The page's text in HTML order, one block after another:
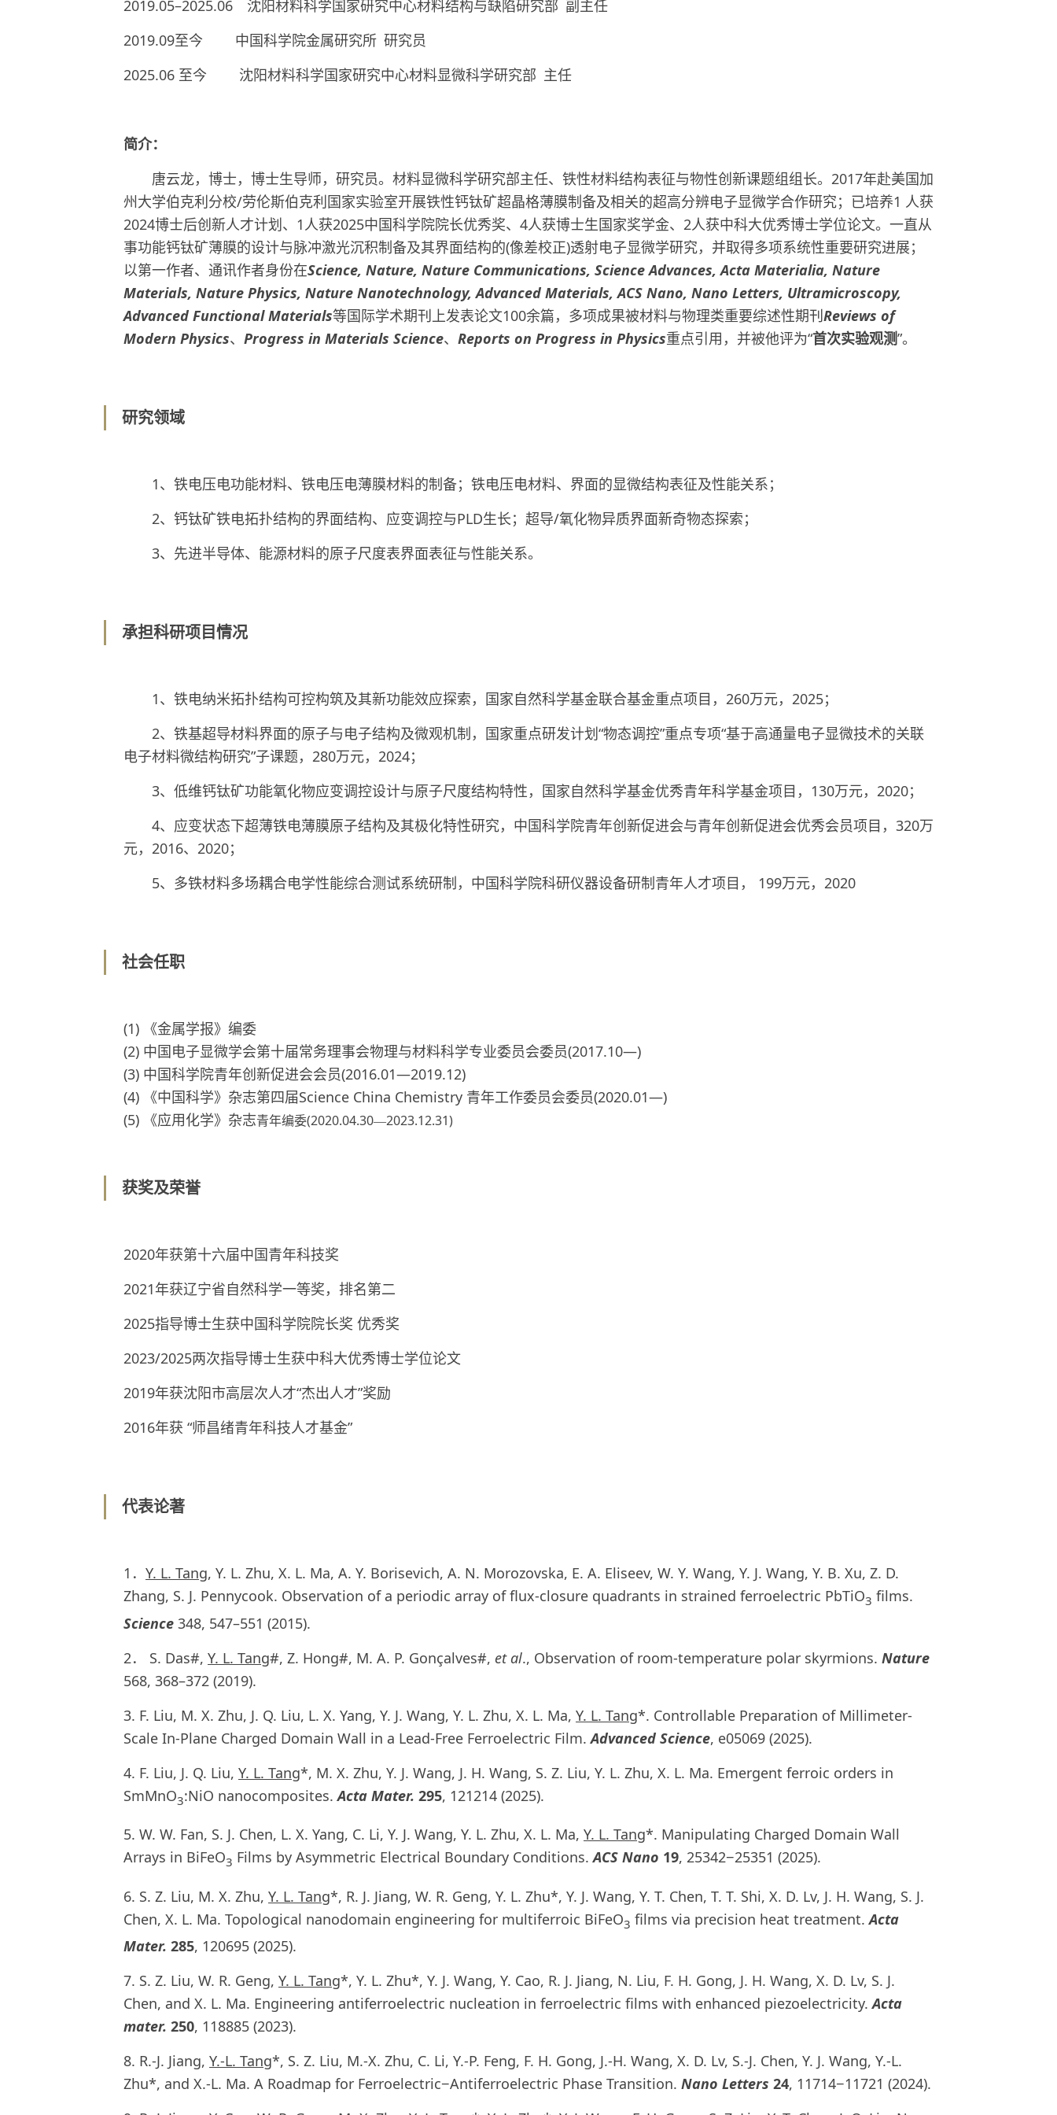
2019.05–2025.06 沈阳材料科学国家研究中心材料结构与缺陷研究部 副主任
2019.09至今 中国科学院金属研究所 研究员
2025.06 至今 沈阳材料科学国家研究中心材料显微科学研究部 主任
简介：
唐云龙，博士，博士生导师，研究员。材料显微科学研究部主任、铁性材料结构表征与物性创新课题组组长。2017年赴美国加
州大学伯克利分校/劳伦斯伯克利国家实验室开展铁性钙钛矿超晶格薄膜制备及相关的超高分辨电子显微学合作研究；已培养1 人获
2024博士后创新人才计划、1人获2025中国科学院院长优秀奖、4人获博士生国家奖学金、2人获中科大优秀博士学位论文。一直从
事功能钙钛矿薄膜的设计与脉冲激光沉积制备及其界面结构的(像差校正)透射电子显微学研究，并取得多项系统性重要研究进展；
以第一作者、通讯作者身份在Science, Nature, Nature Communications, Science Advances, Acta Materialia, Nature
Materials, Nature Physics, Nature Nanotechnology, Advanced Materials, ACS Nano, Nano Letters, Ultramicroscopy,
Advanced Functional Materials等国际学术期刊上发表论文100余篇，多项成果被材料与物理类重要综述性期刊Reviews of
Modern Physics、 Progress in Materials Science、 Reports on Progress in Physics重点引用，并被他评为“首次实验观测”。
研究领域
1、铁电压电功能材料、铁电压电薄膜材料的制备；铁电压电材料、界面的显微结构表征及性能关系；
2、钙钛矿铁电拓扑结构的界面结构、应变调控与PLD生长；超导/氧化物异质界面新奇物态探索；
3、先进半导体、能源材料的原子尺度表界面表征与性能关系。
承担科研项目情况
1、铁电纳米拓扑结构可控构筑及其新功能效应探索，国家自然科学基金联合基金重点项目，260万元，2025；
2、铁基超导材料界面的原子与电子结构及微观机制，国家重点研发计划“物态调控”重点专项“基于高通量电子显微技术的关联
电子材料微结构研究”子课题，280万元，2024；
3、 低维钙钛矿功能氧化物应变调控设计与原子尺度结构特性，国家自然科学基金优秀青年科学基金项目， 130万元，2020；
4、应变状态下超薄铁电薄膜原子结构及其极化特性研究，中国科学院青年创新促进会与青年创新促进会优秀会员项目，320万
元，2016、2020；
5、多铁材料多场耦合电学性能综合测试系统研制，中国科学院科研仪器设备研制青年人才项目， 199万元，2020
社会任职
(1) 《金属学报》编委
(2) 中国电子显微学会第十届常务理事会物理与材料科学专业委员会委员(2017.10—)
(3) 中国科学院青年创新促进会会员(2016.01—2019.12)
(4) 《中国科学》杂志第四届Science China Chemistry 青年工作委员会委员(2020.01—)
(5) 《应用化学》杂志青年编委(2020.04.30—2023.12.31)
获奖及荣誉
2020年获第十六届中国青年科技奖
2021年获辽宁省自然科学一等奖，排名第二
2025指导博士生获中国科学院院长奖 优秀奖
2023/2025两次指导博士生获中科大优秀博士学位论文
2019年获沈阳市高层次人才“杰出人才”奖励
2016年获 “师昌绪青年科技人才基金”
代表论著
1． Y. L. Tang, Y. L. Zhu, X. L. Ma, A. Y. Borisevich, A. N. Morozovska, E. A. Eliseev, W. Y. Wang, Y. J. Wang, Y. B. Xu, Z. D.
Zhang, S. J. Pennycook. Observation of a periodic array of flux-closure quadrants in strained ferroelectric PbTiO3 films.
Science 348, 547–551 (2015).
2． S. Das#, Y. L. Tang#, Z. Hong#, M. A. P. Gonçalves#, et al., Observation of room-temperature polar skyrmions. Nature
568, 368–372 (2019).
3. F. Liu, M. X. Zhu, J. Q. Liu, L. X. Yang, Y. J. Wang, Y. L. Zhu, X. L. Ma, Y. L. Tang*. Controllable Preparation of Millimeter-
Scale In-Plane Charged Domain Wall in a Lead-Free Ferroelectric Film.Advanced Science, e05069 (2025).
4. F. Liu, J. Q. Liu, Y. L. Tang*, M. X. Zhu, Y. J. Wang, J. H. Wang, S. Z. Liu, Y. L. Zhu, X. L. Ma. Emergent ferroic orders in
SmMnO3:NiO nanocomposites.Acta Mater. 295, 121214 (2025).
5. W. W. Fan, S. J. Chen, L. X. Yang, C. Li, Y. J. Wang, Y. L. Zhu, X. L. Ma, Y. L. Tang*. Manipulating Charged Domain Wall
Arrays in BiFeO3 Films by Asymmetric Electrical Boundary Conditions.ACS Nano 19, 25342−25351 (2025).
6. S. Z. Liu, M. X. Zhu, Y. L. Tang*, R. J. Jiang, W. R. Geng, Y. L. Zhu*, Y. J. Wang, Y. T. Chen, T. T. Shi, X. D. Lv, J. H. Wang, S. J.
Chen, X. L. Ma. Topological nanodomain engineering for multiferroic BiFeO3 films via precision heat treatment.Acta
Mater. 285, 120695 (2025).
7. S. Z. Liu, W. R. Geng, Y. L. Tang*, Y. L. Zhu*, Y. J. Wang, Y. Cao, R. J. Jiang, N. Liu, F. H. Gong, J. H. Wang, X. D. Lv, S. J.
Chen, and X. L. Ma. Engineering antiferroelectric nucleation in ferroelectric films with enhanced piezoelectricity.Acta
mater. 250, 118885 (2023).
8. R.-J. Jiang, Y.-L. Tang*, S. Z. Liu, M.-X. Zhu, C. Li, Y.-P. Feng, F. H. Gong, J.-H. Wang, X. D. Lv, S.-J. Chen, Y. J. Wang, Y.-L.
Zhu*, and X.-L. Ma. A Roadmap for Ferroelectric−Antiferroelectric Phase Transition. Nano Letters 24, 11714−11721 (2024).